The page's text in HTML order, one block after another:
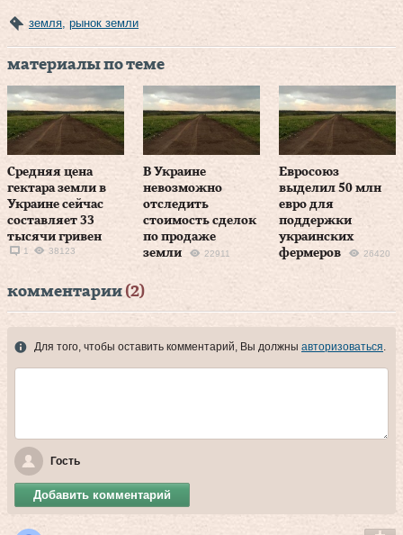
земля рынок земли
материалы по теме
Средняя цена
гектара земли в
Украине сейчас
составляет 33
тысячи гривен
1 38123
В Украине
невозможно
отследить
стоимость сделок
по продаже
земли
22911
Евросоюз
выделил 50 млн
евро для
поддержки
украинских
фермеров
26420
комментарии(2)
Для того, чтобы оставить комментарий, Вы должны авторизоваться.
Гость
Добавить комментарий